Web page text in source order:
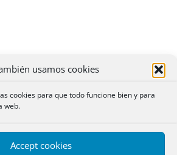
usamos cookies
cookies para que todo funcione bien y para
web.
Accept cookies
del